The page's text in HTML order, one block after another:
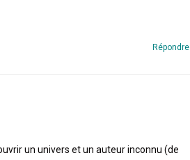
Répondre
un univers et un auteur inconnu (de